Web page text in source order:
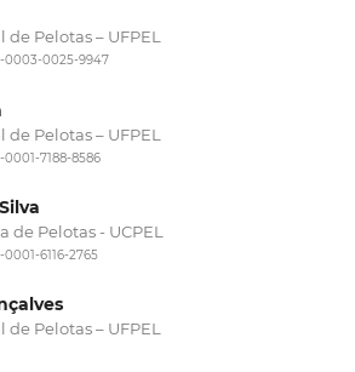
Pelotas – UFPEL
0003-0025-9947
Pelotas – UFPEL
7188-8586
de Pelotas - UCPEL
6116-2765
Pelotas – UFPEL